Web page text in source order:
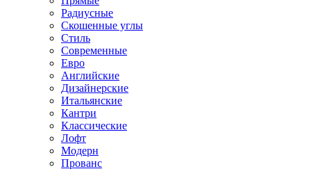
Радиусные
Скошенные углы
Стиль
Современные
Евро
Английские
Дизайнерские
Итальянские
Кантри
Классические
Лофт
Модерн
Прованс